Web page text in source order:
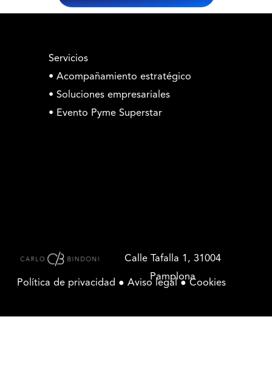
Servicios
• Acompañamiento estratégico
• Soluciones empresariales
• Evento Pyme Superstar
Calle Tafalla 1, 31004
Pamplona
Política de privacidad ● Aviso legal ● Cookies